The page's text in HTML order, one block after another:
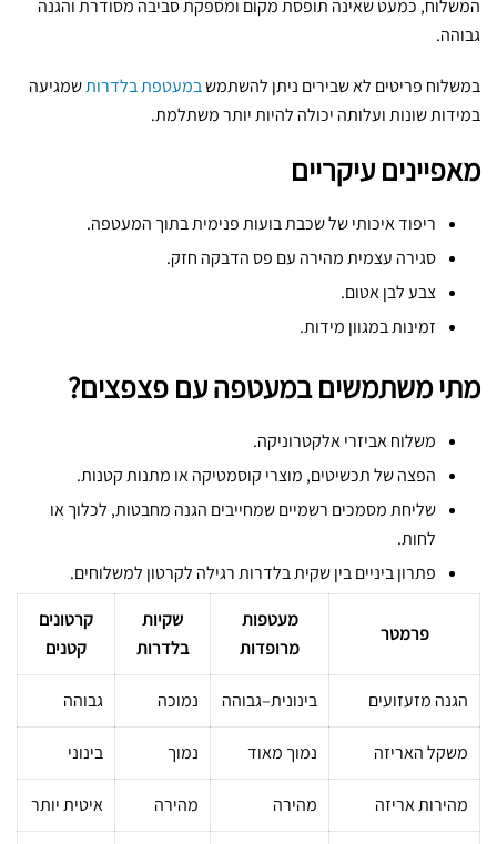
ז
ה
המשלוח, כמעט שאינה תופסת מקום ומספקת סביבה מסודרת והגנה
גבוהה.
במשלוח פריטים לא שבירים ניתן להשתמשבמעטפת בלדרותשמגיעה
במידות שונות ועלותה יכולה להיות יותר משתלמת.
מאפיינים עיקריים
ריפוד איכותי של שכבת בועות פנימית בתוך המעטפה.
סגירה עצמית מהירה עם פס הדבקה חזק.
צבע לבן אטום.
זמינות במגוון מידות.
מתי משתמשים במעטפה עם פצפצים?
משלוח אביזרי אלקטרוניקה.
הפצה של תכשיטים, מוצרי קוסמטיקה או מתנות קטנות.
שליחת מסמכים רשמיים שמחייבים הגנה מחבטות, לכלוך או
לחות.
פתרון ביניים בין שקית בלדרות רגילה לקרטון למשלוחים.
פרמטר
מעטפות
מרופדות
שקיות
בלדרות
קרטונים
קטנים
הגנה מזעזועים בינונית–גבוהה נמוכה גבוהה
משקל האריזה נמוך מאוד נמוך בינוני
מהירות אריזה מהירה מהירה איטית יותר